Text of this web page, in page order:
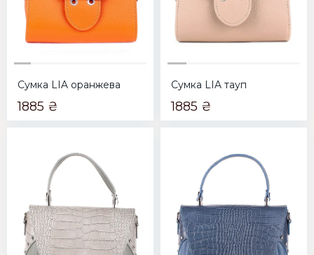
Сумка LIA оранжева
1885 ₴
Сумка LIA тауп
1885 ₴